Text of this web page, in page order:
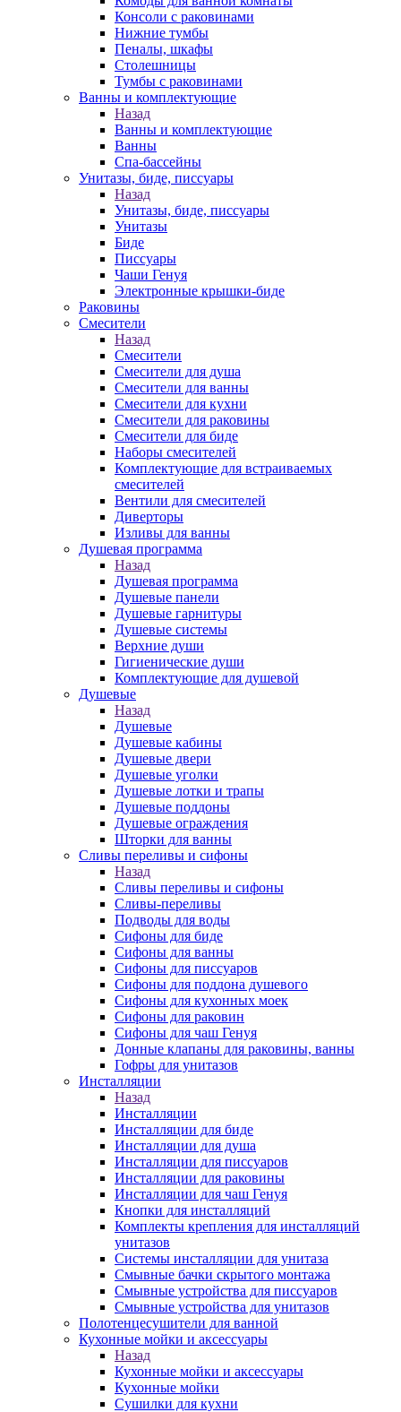
Консоли с раковинами
Нижние тумбы
Пеналы, шкафы
Столешницы
Тумбы с раковинами
Ванны и комплектующие
Назад
Ванны и комплектующие
Ванны
Спа-бассейны
Унитазы, биде, писсуары
Назад
Унитазы, биде, писсуары
Унитазы
Биде
Писсуары
Чаши Генуя
Электронные крышки-биде
Раковины
Смесители
Назад
Смесители
Смесители для душа
Смесители для ванны
Смесители для кухни
Смесители для раковины
Смесители для биде
Наборы смесителей
Комплектующие для встраиваемых
смесителей
Вентили для смесителей
Диверторы
Изливы для ванны
Душевая программа
Назад
Душевая программа
Душевые панели
Душевые гарнитуры
Душевые системы
Верхние души
Гигиенические души
Комплектующие для душевой
Душевые
Назад
Душевые
Душевые кабины
Душевые двери
Душевые уголки
Душевые лотки и трапы
Душевые поддоны
Душевые ограждения
Шторки для ванны
Сливы переливы и сифоны
Назад
Сливы переливы и сифоны
Сливы-переливы
Подводы для воды
Сифоны для биде
Сифоны для ванны
Сифоны для писсуаров
Сифоны для поддона душевого
Сифоны для кухонных моек
Сифоны для раковин
Сифоны для чаш Генуя
Донные клапаны для раковины, ванны
Гофры для унитазов
Инсталляции
Назад
Инсталляции
Инсталляции для биде
Инсталляции для душа
Инсталляции для писсуаров
Инсталляции для раковины
Инсталляции для чаш Генуя
Кнопки для инсталляций
Комплекты крепления для инсталляций
унитазов
Системы инсталляции для унитаза
Смывные бачки скрытого монтажа
Смывные устройства для писсуаров
Смывные устройства для унитазов
Полотенцесушители для ванной
Кухонные мойки и аксессуары
Назад
Кухонные мойки и аксессуары
Кухонные мойки
Сушилки для кухни